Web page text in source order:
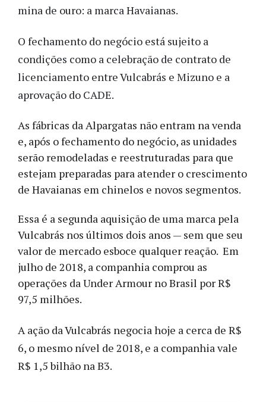
mina de ouro: a marca Havaianas.
O fechamento do negócio está sujeito a
condições como a celebração de contrato de
licenciamento entre Vulcabrás e Mizuno e a
aprovação do CADE.
As fábricas da Alpargatas não entram na venda
e, após o fechamento do negócio, as unidades
serão remodeladas e reestruturadas para que
estejam preparadas para atender o crescimento
de Havaianas em chinelos e novos segmentos.
Essa é a segunda aquisição de uma marca pela
Vulcabrás nos últimos dois anos — sem que seu
valor de mercado esboce qualquer reação. Em
julho de 2018, a companhia comprou as
operações da Under Armour no Brasil por R$
97,5 milhões.
A ação da Vulcabrás negocia hoje a cerca de R$
6, o mesmo nível de 2018, e a companhia vale
R$ 1,5 bilhão na B3.